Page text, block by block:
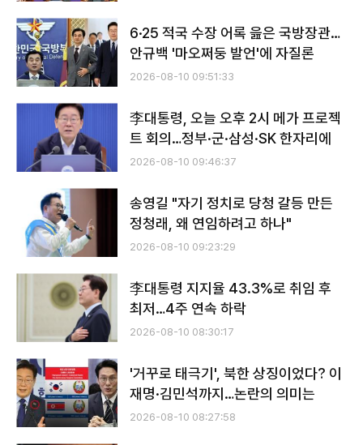
6·25 적국 수장 어록 읊은 국방장관…
안규백 '마오쩌둥 발언'에 자질론
2026-08-10 09:51:33
李대통령, 오늘 오후 2시 메가 프로젝
트 회의…정부·군·삼성·SK 한자리에
2026-08-10 09:46:37
송영길 "자기 정치로 당청 갈등 만든
정청래, 왜 연임하려고 하나"
2026-08-10 09:23:29
李대통령 지지율 43.3%로 취임 후
최저…4주 연속 하락
2026-08-10 08:30:17
'거꾸로 태극기', 북한 상징이었다? 이
재명·김민석까지…논란의 의미는
2026-08-10 08:27:58